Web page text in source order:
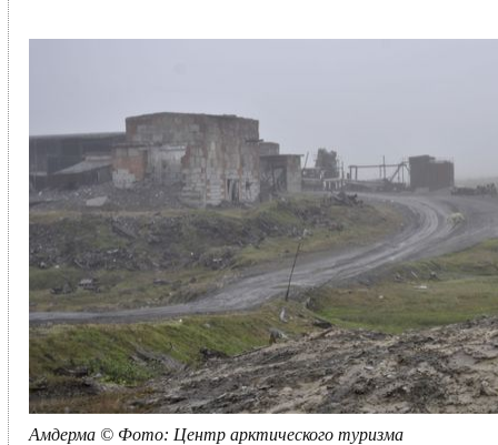
Амдерма © Фото: Центр арктического туризма